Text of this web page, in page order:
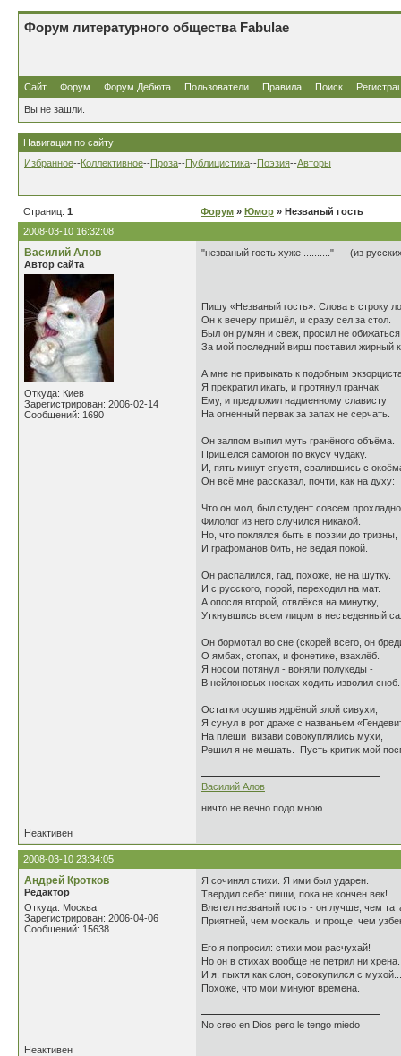
Форум литературного общества Fabulae
Сайт Форум Форум Дебюта Пользователи Правила Поиск
Вы не зашли.
Навигация по сайту
Избранное--Коллективное--Проза--Публицистика--Поэзия--Авторы
Страниц: 1 Форум » Юмор » Незваный гость
2008-03-10 16:32:08
Василий Алов
Автор сайта
Откуда: Киев
Зарегистрирован: 2006-02-14
Сообщений: 1690
"незваный гость хуже .........." (из
Пишу «Незваный гость». Слова в строку
Он к вечеру пришёл, и сразу сел за стол.
Был он румян и свеж, просил не
За мой последний вирш поставил жирный
А мне не привыкать к подобным
Я прекратил икать, и протянул гранчак
Ему, и предложил надменному слависту
На огненный первак за запах не серчать.
Он залпом выпил муть гранёного объёма.
Пришёлся самогон по вкусу чудаку.
И, пять минут спустя, свалившись с
Он всё мне рассказал, почти, как на духу:
Что он мол, был студент совсем
Филолог из него случился никакой.
Но, что поклялся быть в поэзии до тризны,
И графоманов бить, не ведая покой.
Он распалился, гад, похоже, не на шутку.
И с русского, порой, переходил на мат.
А опосля второй, отвлёкся на минутку,
Уткнувшись всем лицом в несъеденный
Он бормотал во сне (скорей всего, он
О ямбах, стопах, и фонетике, взахлёб.
Я носом потянул - воняли полукеды -
В нейлоновых носках ходить изволил сноб.
Остатки осушив ядрёной злой сивухи,
Я сунул в рот драже с названьем
На плеши визави совокуплялись мухи,
Решил я не мешать. Пусть критик мой
Василий Алов
ничто не вечно подо мною
Неактивен
2008-03-10 23:34:05
Андрей Кротков
Редактор
Откуда: Москва
Зарегистрирован: 2006-04-06
Сообщений: 15638
Я сочинял стихи. Я ими был ударен.
Твердил себе: пиши, пока не кончен век!
Влетел незваный гость - он лучше, чем
Приятней, чем москаль, и проще, чем
Его я попросил: стихи мои расчухай!
Но он в стихах вообще не петрил ни хрена.
И я, пыхтя как слон, совокупился с мухой...
Похоже, что мои минуют времена.
No creo en Dios pero le tengo miedo
Неактивен